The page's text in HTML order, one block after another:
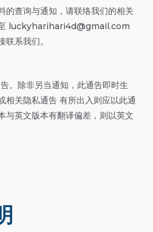
的查询与通知，请联络我们的相关
luckyharihari4d@gmail.com
系我们。
。除非另当通知，此通告即时生
相关隐私通告 有所出入则应以此通
与英文版本有翻译偏差，则以英文